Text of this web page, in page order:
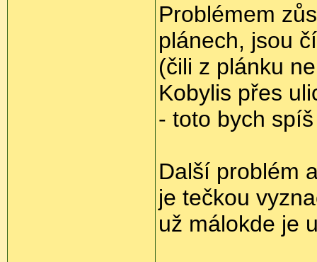
Problémem
plánech, jsou
(čili z plánku
Kobylis přes
- toto bych
Další problém
je tečkou
už málokde je